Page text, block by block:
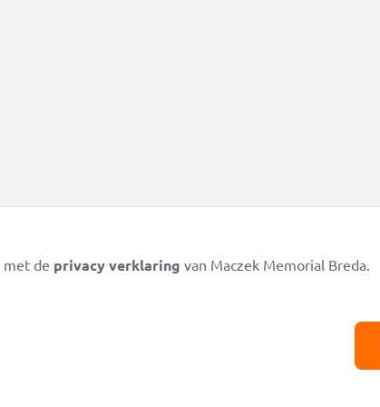
met de privacy verklaring van Maczek Memorial Breda.